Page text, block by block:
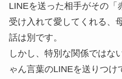
LINEを送った相手がその「
受け入れて愛してくれる、
話は別です。
しかし、特別な関係ではな
ゃん言葉のLINEを送りつけ